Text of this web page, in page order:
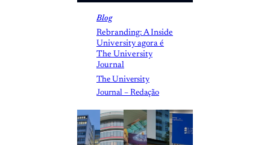
Blog
Rebranding: A Inside
University agora é
The University
Journal
The University
Journal – Redação